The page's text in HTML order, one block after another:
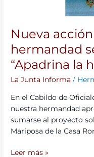
Nueva
hermandad
“Apadrina la
La Junta Informa /
En el Cabildo de
nuestra hermandad
sumarse al proyecto
Mariposa de la Casa
Leer más »